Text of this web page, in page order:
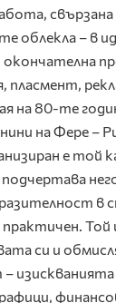
свързана
облекла – в
пласмент,
на 80-те
на Фере –
е той
в
Той
си и
изискванията